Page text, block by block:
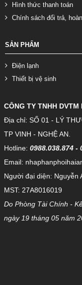
Hình thức thanh toán
Chính sách đổi trả,
SẢN PHẨM
Điện lạnh
Thiết bị vệ sinh
CÔNG TY TNHH DVTM
Địa chỉ: SỐ 01 - LÝ
TP VINH - NGHỆ AN.
Hotline: 0988.038.874 -
Email:
Người đại diện: Nguyễn
MST: 27A8016019
Do Phòng Tài Chính -
ngày 19 tháng 05 năm